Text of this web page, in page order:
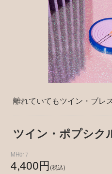
離れていてもツイン・ブレ
ツイン・ポプシク
MH017
4,400円(税込)